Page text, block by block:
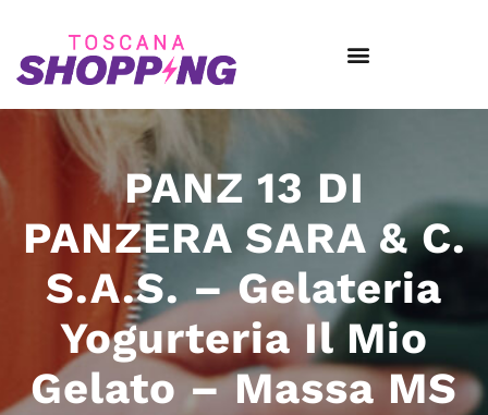
PANZ 13 DI
PANZERA SARA & C.
S.A.S. – Gelateria
Yogurteria Il Mio
Gelato – Massa MS